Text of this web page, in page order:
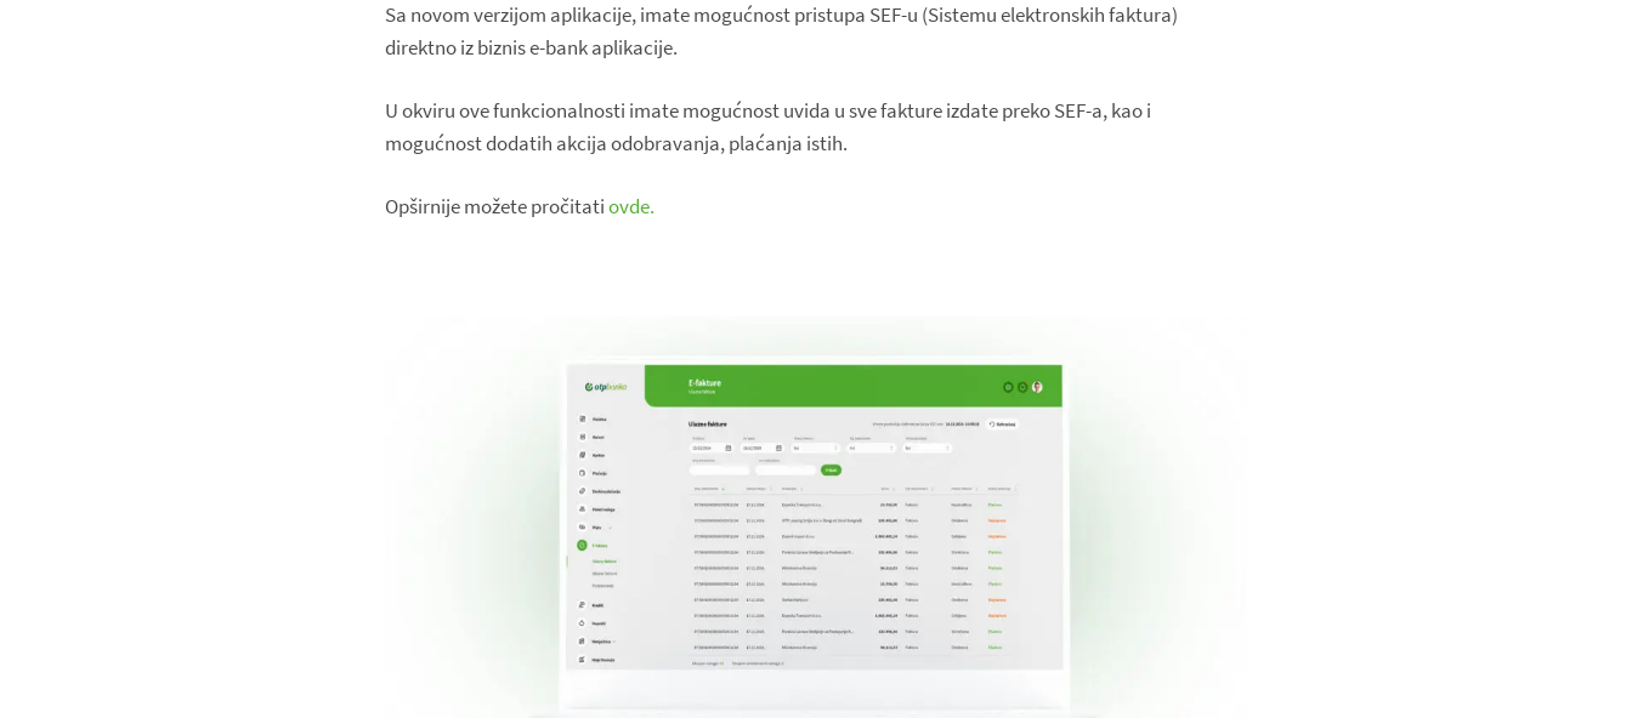
Sa novom verzijom aplikacije, imate mogućnost pristupa SEF-u (Sistemu elektronskih faktura)
direktno iz biznis e-bank aplikacije.
U okviru ove funkcionalnosti imate mogućnost uvida u sve fakture izdate preko SEF-a, kao i
mogućnost dodatih akcija odobravanja, plaćanja istih.
Opširnije možete pročitatiovde.